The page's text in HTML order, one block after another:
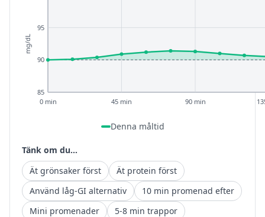
85
90
95
0 min 45 min 90 min
mg/dL
Denna måltid
Tänk om du...
Ät grönsaker först
Ät protein först
Använd låg-GI alternativ
10 min promenad efter
Mini promenader
5-8 min trappor